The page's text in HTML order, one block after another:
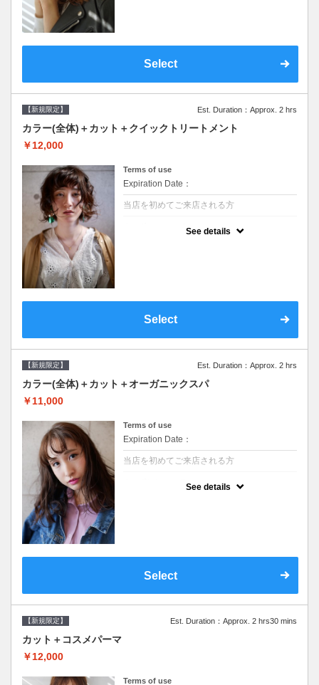
Select
【新規限定】 Est. Duration：Approx. 2 hrs
カラー(全体)＋カット＋クイックトリートメント
￥12,000
Terms of use
Expiration Date：
当店を初めてご来店される方
See details
Select
【新規限定】 Est. Duration：Approx. 2 hrs
カラー(全体)＋カット＋オーガニックスパ
￥11,000
Terms of use
Expiration Date：
当店を初めてご来店される方
See details
Select
【新規限定】 Est. Duration：Approx. 2 hrs30 mins
カット＋コスメパーマ
￥12,000
Terms of use